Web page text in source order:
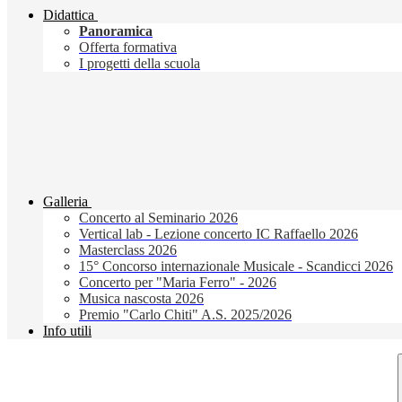
Didattica
Panoramica
Offerta formativa
I progetti della scuola
Galleria
Concerto al Seminario 2026
Vertical lab - Lezione concerto IC Raffaello 2026
Masterclass 2026
15° Concorso internazionale Musicale - Scandicci 2026
Concerto per "Maria Ferro" - 2026
Musica nascosta 2026
Premio "Carlo Chiti" A.S. 2025/2026
Info utili